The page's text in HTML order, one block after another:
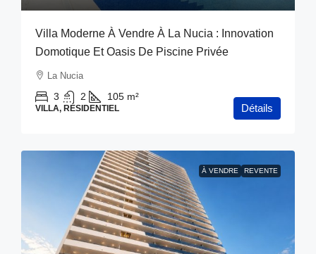
Villa Moderne À Vendre À La Nucia : Innovation
Domotique Et Oasis De Piscine Privée
La Nucia
3 2 105 m²
VILLA, RÉSIDENTIEL Détails
À VENDRE REVENTE